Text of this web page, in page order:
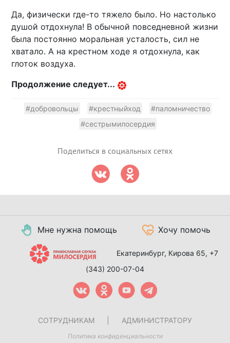
Да, физически где-то тяжело было. Но настолько
душой отдохнула! В обычной повседневной жизни
была постоянно моральная усталость, сил не
хватало. А на крестном ходе я отдохнула, как
глоток воздуха.
Продолжение следует...
#добровольцы #крестныйход
#паломничество
#сестрымилосердия
Поделиться в социальных сетях
Мне нужна помощь Хочу помочь
Екатеринбург, Кирова 65, +7
(343) 200-07-04
СОТРУДНИКАМ АДМИНИСТРАТОРУ
Политика конфиденциальности